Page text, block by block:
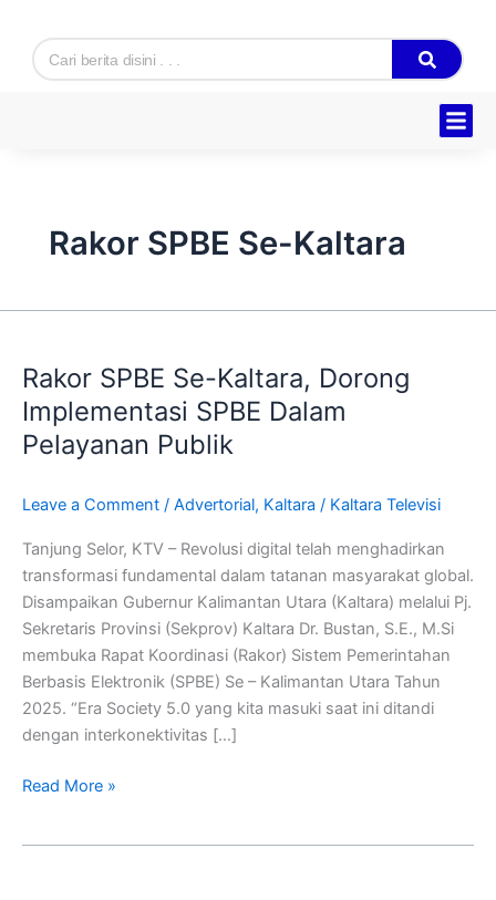
content
Search
Rakor SPBE Se-Kaltara
Rakor SPBE Se-Kaltara, Dorong
Implementasi SPBE Dalam
Pelayanan Publik
Leave a Comment / Advertorial, Kaltara / Kaltara Televisi
Tanjung Selor, KTV – Revolusi digital telah menghadirkan
transformasi fundamental dalam tatanan masyarakat global.
Disampaikan Gubernur Kalimantan Utara (Kaltara) melalui Pj.
Sekretaris Provinsi (Sekprov) Kaltara Dr. Bustan, S.E., M.Si
membuka Rapat Koordinasi (Rakor) Sistem Pemerintahan
Berbasis Elektronik (SPBE) Se – Kalimantan Utara Tahun
2025. “Era Society 5.0 yang kita masuki saat ini ditandi
dengan interkonektivitas […]
Se-
Kaltara,
Dorong
Implementasi
Dalam
Publik
Read More »